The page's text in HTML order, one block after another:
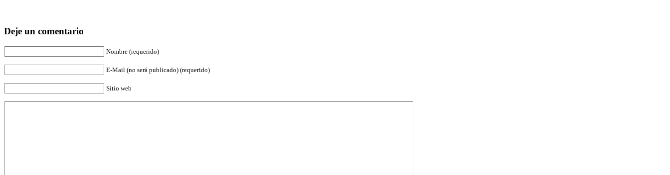
Deje un comentario
Nombre (requerido)
E-Mail (no será publicado) (requerido)
Sitio web